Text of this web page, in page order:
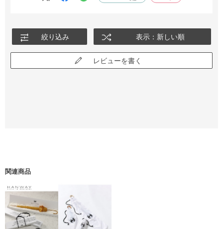
絞り込み 表示：新しい順
レビューを書く
関連商品